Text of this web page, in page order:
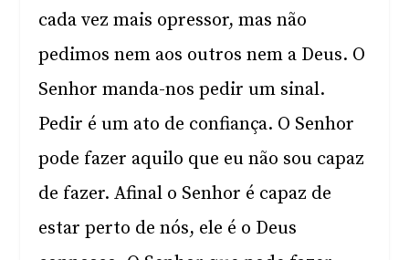
cada vez mais opressor, mas não
pedimos nem aos outros nem a Deus. O
Senhor manda-nos pedir um sinal.
Pedir é um ato de confiança. O Senhor
pode fazer aquilo que eu não sou capaz
de fazer. Afinal o Senhor é capaz de
estar perto de nós, ele é o Deus